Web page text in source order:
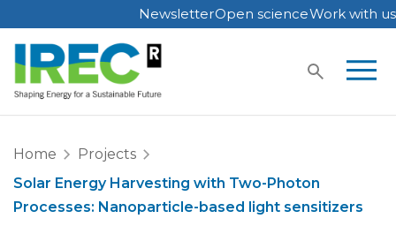
Skip
to
content
NewsletterOpen scienceWork with us
Home
Projects
Solar Energy Harvesting with Two-Photon
Processes: Nanoparticle-based light sensitizers